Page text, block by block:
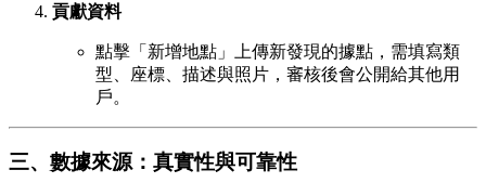
貢獻資料
點擊「新增地點」上傳新發現的據點，需填寫類
型、座標、描述與照片，審核後會公開給其他用
戶。
三、數據來源：真實性與可靠性